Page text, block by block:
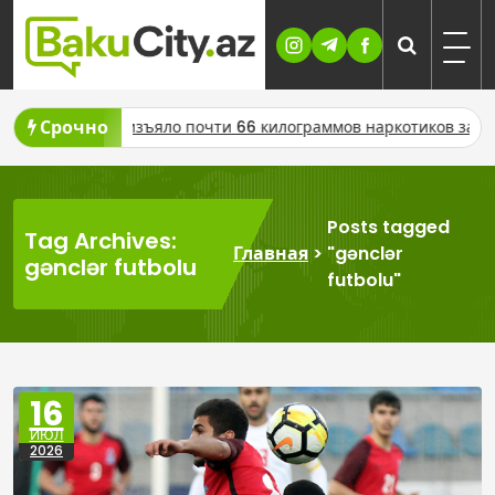
Skip
content
Срочно
изъяло почти 66 килограммов наркотиков за сутки
Tag Archives:
gənclər futbolu
Главная >
Posts tagged
"gənclər
futbolu"
16
ИЮЛ
2026